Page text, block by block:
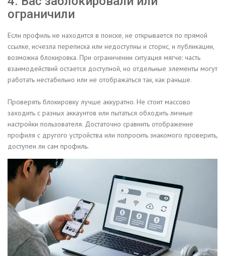
ограничили
Если профиль не находится в поиске, не открывается по прямой
ссылке, исчезла переписка или недоступны и сторис, и публикации,
возможна блокировка. При ограничении ситуация мягче: часть
взаимодействий остается доступной, но отдельные элементы могут
работать нестабильно или не отображаться так, как раньше.
Проверять блокировку лучше аккуратно. Не стоит массово
заходить с разных аккаунтов или пытаться обходить личные
настройки пользователя. Достаточно сравнить отображение
профиля с другого устройства или попросить знакомого проверить,
доступен ли сам профиль.